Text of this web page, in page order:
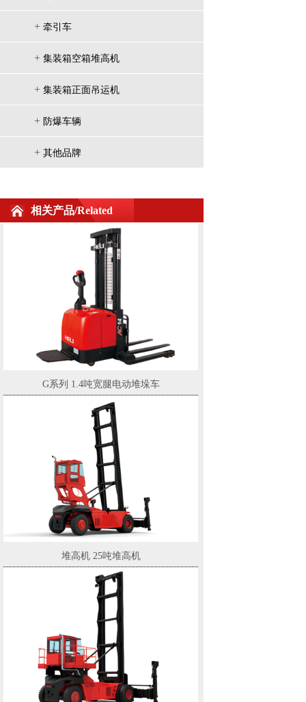
+ 牵引车
+ 集装箱空箱堆高机
+ 集装箱正面吊运机
+ 防爆车辆
+ 其他品牌
相关产品/Related
G系列 1.6吨重型门架窄腿电动堆
G系列 1.4吨宽腿电动堆垛车
堆高机 25吨堆高机